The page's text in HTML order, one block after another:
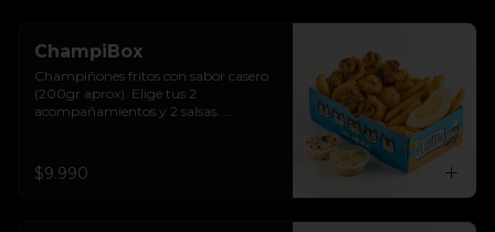
ChampiBox
Champiñones fritos con sabor casero
(200gr aprox). Elige tus 2
acompañamientos y 2 salsas.
$9.990